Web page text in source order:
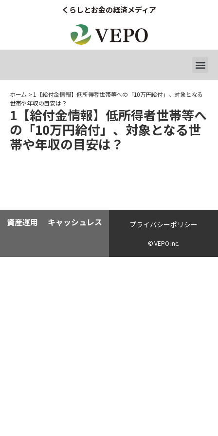
くらしとお金の経済メディア
ホーム > 1【給付金情報】低所得者世帯等への「10万円給付」、対象となる
世帯や年収の目安は？
1【給付金情報】低所得者世帯等へ
の「10万円給付」、対象となる世
帯や年収の目安は？
資産運用 キャッシュレス プライバシーポリシー
© VEPO Inc.